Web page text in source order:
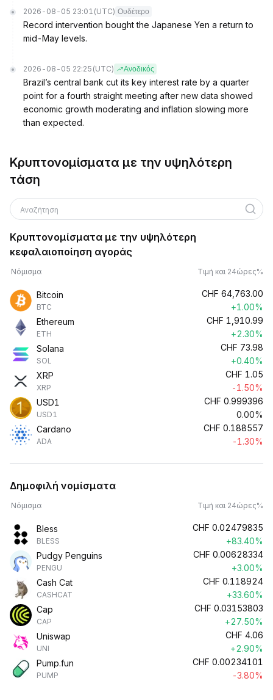
2026-08-05 23:01 (UTC) Ουδέτερο
Record intervention bought the Japanese Yen a return to
mid-May levels.
2026-08-05 22:25 (UTC) Ανοδικός
Brazil’s central bank cut its key interest rate by a quarter
point for a fourth straight meeting after new data showed
economic growth moderating and inflation slowing more
than expected.
Κρυπτονομίσματα με την υψηλότερη
τάση
Αναζήτηση
Κρυπτονομίσματα με την υψηλότερη
κεφαλαιοποίηση αγοράς
Νόμισμα Τιμή και 24ώρες%
Bitcoin
BTC
CHF 64,763.00
+1.00%
Ethereum
ETH
CHF 1,910.99
+2.30%
Solana
SOL
CHF 73.98
+0.40%
XRP
XRP
CHF 1.05
-1.50%
USD1
USD1
CHF 0.999396
0.00%
Cardano
ADA
CHF 0.188557
-1.30%
Δημοφιλή νομίσματα
Νόμισμα Τιμή και 24ώρες%
Bless
BLESS
CHF 0.02479835
+83.40%
Pudgy Penguins
PENGU
CHF 0.00628334
+3.00%
Cash Cat
CASHCAT
CHF 0.118924
+33.60%
Cap
CAP
CHF 0.03153803
+27.50%
Uniswap
UNI
CHF 4.06
+2.90%
Pump.fun
PUMP
CHF 0.00234101
-3.80%